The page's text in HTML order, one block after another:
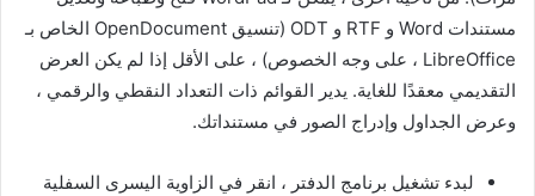
مستندات Word و RTF و ODT (تنسيق OpenDocument الخاص بـ
LibreOffice ، على وجه الخصوص) ، على الأقل إذا لم يكن العرض
التقديمي معقدًا للغاية. يدير القوائم ذات التعداد النقطي والرقمي ،
وعرض الجداول وإدراج الصور في مستنداتك.
لبدء تشغيل برنامج الدفتر ، انقر في الزاوية اليسرى السفلية